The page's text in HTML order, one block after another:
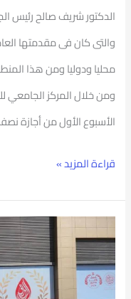
الدكتور شريف صالح رئيس
والتى كان فى مقدمتها
محليا ودوليا ومن هذا
ومن خلال المركز الجامعي
الأسبوع الأول من أجازة
قراءة المزيد »
تحت
شعار